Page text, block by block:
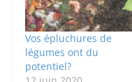
Vos épluchures de
légumes ont du
potentiel?